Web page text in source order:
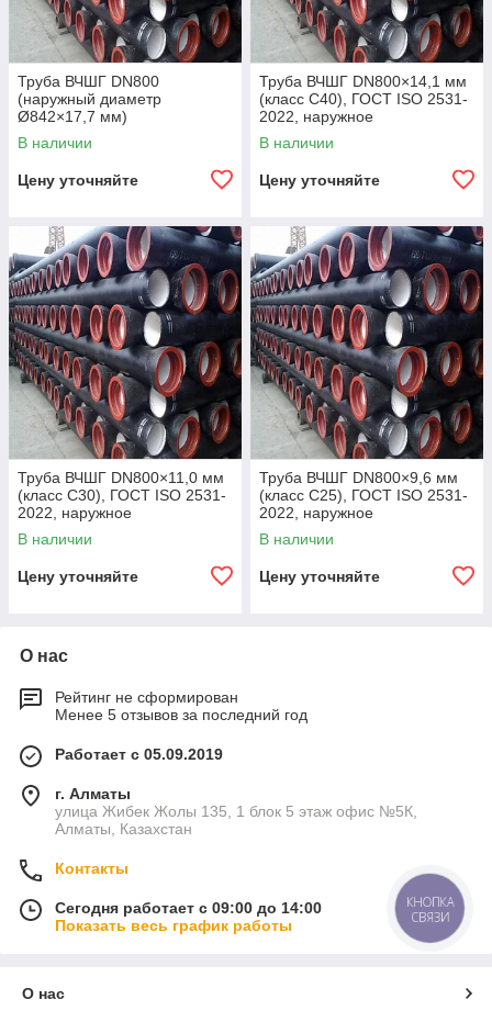
Труба ВЧШГ DN800
(наружный диаметр
Ø842×17,7 мм)
В наличии
Цену уточняйте
Труба ВЧШГ DN800×14,1 мм
(класс C40), ГОСТ ISO 2531-
2022, наружное
полиуретановое покрытие,
внутреннее цементно-
В наличии
Цену уточняйте
Труба ВЧШГ DN800×11,0 мм
(класс C30), ГОСТ ISO 2531-
2022, наружное
полиуретановое покрытие,
внутреннее цементно-
В наличии
Цену уточняйте
Труба ВЧШГ DN800×9,6 мм
(класс C25), ГОСТ ISO 2531-
2022, наружное
полиуретановое покрытие,
внутреннее цементно-
В наличии
Цену уточняйте
О нас
Рейтинг не сформирован
Менее 5 отзывов за последний год
Работает с 05.09.2019
г. Алматы
улица Жибек Жолы 135, 1 блок 5 этаж офис №5К,
Алматы, Казахстан
Контакты
Сегодня работает с 09:00 до 14:00
Показать весь график работы
О нас
КНОПКА
СВЯЗИ